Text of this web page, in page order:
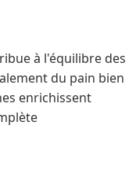
à l'équilibre des
du pain bien
enrichissent